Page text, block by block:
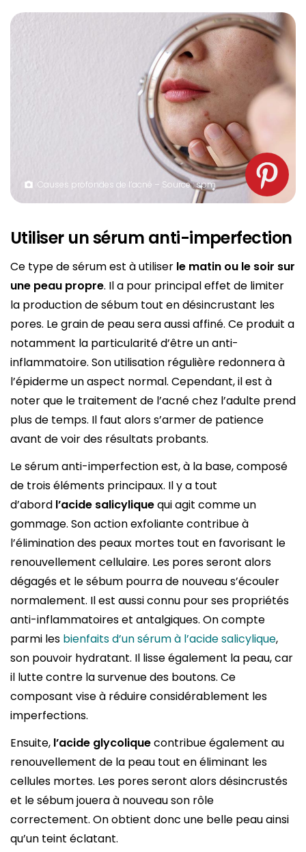
Causes profondes de l’acné – Source : spm
Utiliser un sérum anti-imperfection
Ce type de sérum est à utiliser le matin ou le soir sur
une peau propre. Il a pour principal effet de limiter
la production de sébum tout en désincrustant les
pores. Le grain de peau sera aussi affiné. Ce produit a
notamment la particularité d’être un anti-
inflammatoire. Son utilisation régulière redonnera à
l’épiderme un aspect normal. Cependant, il est à
noter que le traitement de l’acné chez l’adulte prend
plus de temps. Il faut alors s’armer de patience
avant de voir des résultats probants.
Le sérum anti-imperfection est, à la base, composé
de trois éléments principaux. Il y a tout
d’abord l’acide salicyliquequi agit comme un
gommage. Son action exfoliante contribue à
l’élimination des peaux mortes tout en favorisant le
renouvellement cellulaire. Les pores seront alors
dégagés et le sébum pourra de nouveau s’écouler
normalement. Il est aussi connu pour ses propriétés
anti-inflammatoires et antalgiques. On compte
parmi les bienfaits d’un sérum à l’acide salicylique,
son pouvoir hydratant. Il lisse également la peau, car
il lutte contre la survenue des boutons. Ce
composant vise à réduire considérablement les
imperfections.
Ensuite, l’acide glycoliquecontribue également au
renouvellement de la peau tout en éliminant les
cellules mortes. Les pores seront alors désincrustés
et le sébum jouera à nouveau son rôle
correctement. On obtient donc une belle peau ainsi
qu’un teint éclatant.